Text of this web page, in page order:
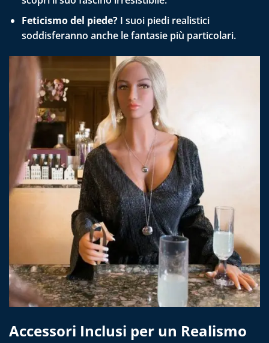
Feticismo del piede? I suoi piedi realistici
soddisferanno anche le fantasie più particolari.
Accessori Inclusi per un Realismo